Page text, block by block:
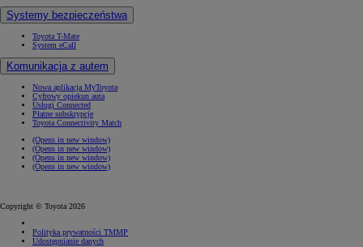
Systemy bezpieczeństwa
Toyota T-Mate
System eCall
Komunikacja z autem
Nowa aplikacja MyToyota
Cyfrowy opiekun auta
Usługi Connected
Płatne subskrypcje
Toyota Connectivity Match
(Opens in new window)
(Opens in new window)
(Opens in new window)
(Opens in new window)
Copyright © Toyota 2026
Polityka prywatności TMMP
Udostępnianie danych